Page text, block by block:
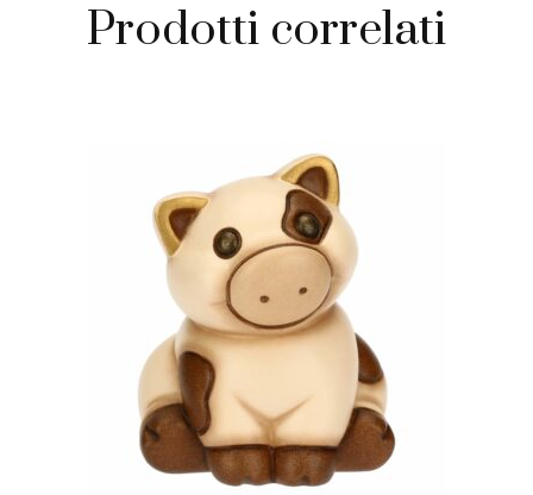
Prodotti correlati